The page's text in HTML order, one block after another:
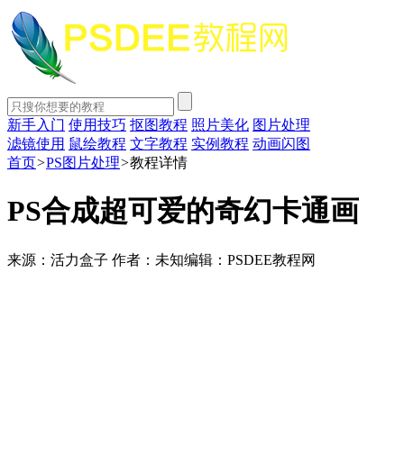
新手入门 使用技巧 抠图教程 照片美化 图片处理
滤镜使用 鼠绘教程 文字教程 实例教程 动画闪图
首页>PS图片处理>教程详情
PS合成超可爱的奇幻卡通画
来源：活力盒子 作者：未知编辑：PSDEE教程网